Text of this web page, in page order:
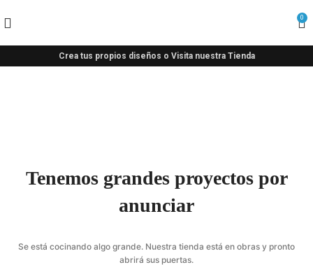
0
Crea tus propios diseños o Visita nuestra Tienda
Tenemos grandes proyectos por
anunciar
Se está cocinando algo grande. Nuestra tienda está en obras y pronto
abrirá sus puertas.